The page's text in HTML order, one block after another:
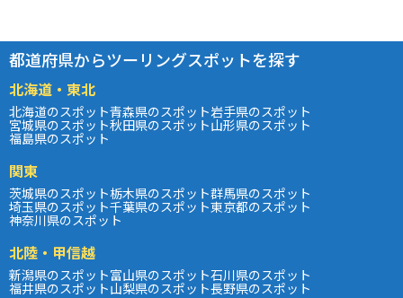
都道府県からツーリングスポットを探す
北海道・東北
北海道のスポット青森県のスポット岩手県のスポット
宮城県のスポット秋田県のスポット山形県のスポット
福島県のスポット
関東
茨城県のスポット栃木県のスポット群馬県のスポット
埼玉県のスポット千葉県のスポット東京都のスポット
神奈川県のスポット
北陸・甲信越
新潟県のスポット富山県のスポット石川県のスポット
福井県のスポット山梨県のスポット長野県のスポット